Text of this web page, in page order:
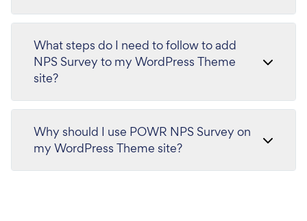
What steps do I need to follow to add
NPS Survey to my WordPress Theme
site?
Why should I use POWR NPS Survey on
my WordPress Theme site?